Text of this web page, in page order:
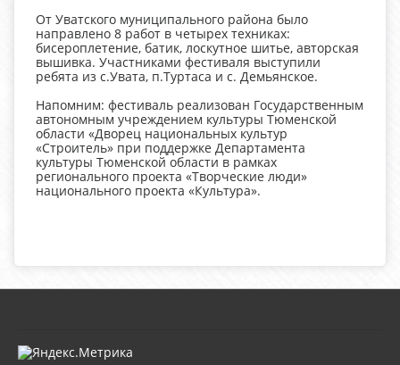
От Уватского муниципального района было
направлено 8 работ в четырех техниках:
бисероплетение, батик, лоскутное шитье, авторская
вышивка. Участниками фестиваля выступили
ребята из с.Увата, п.Туртаса и с. Демьянское.
Напомним: фестиваль реализован Государственным
автономным учреждением культуры Тюменской
области «Дворец национальных культур
«Строитель» при поддержке Департамента
культуры Тюменской области в рамках
регионального проекта «Творческие люди»
национального проекта «Культура».